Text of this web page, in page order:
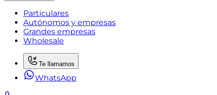
Particulares
Autónomos y empresas
Grandes empresas
Wholesale
Te llamamos
WhatsApp